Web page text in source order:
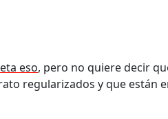
eso, pero no quiere decir
regularizados y que están